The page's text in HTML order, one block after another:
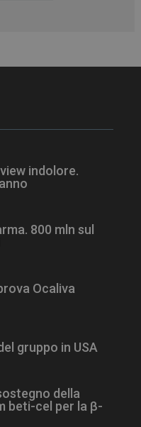
indolore.
800 mln sul
Ocaliva
gruppo in USA
della
beti-cel per la β-
Corporation